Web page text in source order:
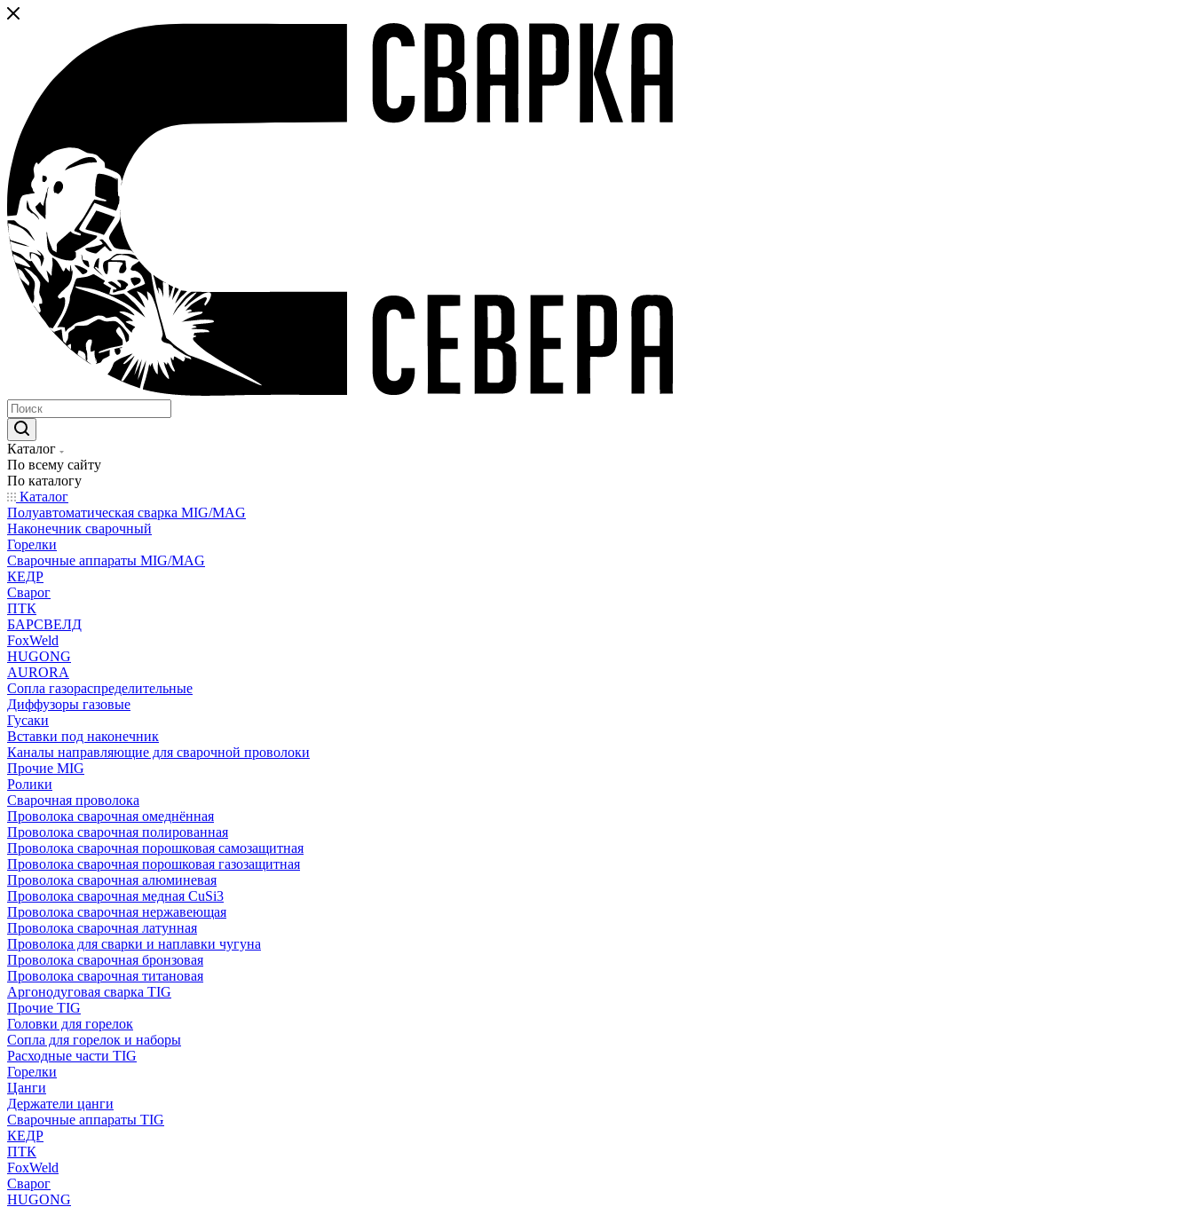
Каталог
По всему сайту
По каталогу
Каталог
Полуавтоматическая сварка MIG/MAG
Наконечник сварочный
Горелки
Сварочные аппараты MIG/MAG
КЕДР
Сварог
ПТК
БАРСВЕЛД
FoxWeld
HUGONG
AURORA
Сопла газораспределительные
Диффузоры газовые
Гусаки
Вставки под наконечник
Каналы направляющие для сварочной проволоки
Прочие MIG
Ролики
Cварочная проволока
Проволока сварочная омеднённая
Проволока сварочная полированная
Проволока сварочная порошковая самозащитная
Проволока сварочная порошковая газозащитная
Проволока сварочная алюминевая
Проволока сварочная медная CuSi3
Проволока сварочная нержавеющая
Проволока сварочная латунная
Проволока для сварки и наплавки чугуна
Проволока сварочная бронзовая
Проволока сварочная титановая
Аргонодуговая сварка TIG
Прочие TIG
Головки для горелок
Сопла для горелок и наборы
Расходные части TIG
Горелки
Цанги
Держатели цанги
Сварочные аппараты TIG
КЕДР
ПТК
FoxWeld
Сварог
HUGONG